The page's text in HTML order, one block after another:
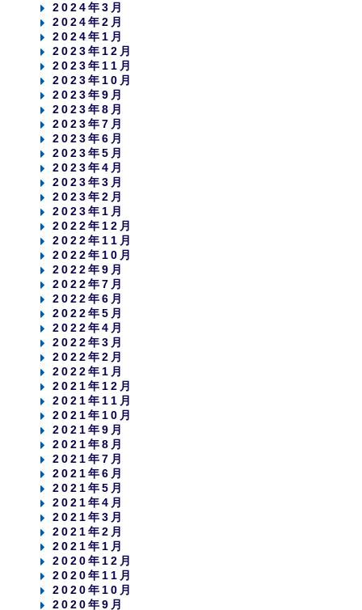
2024年3月
2024年2月
2024年1月
2023年12月
2023年11月
2023年10月
2023年9月
2023年8月
2023年7月
2023年6月
2023年5月
2023年4月
2023年3月
2023年2月
2023年1月
2022年12月
2022年11月
2022年10月
2022年9月
2022年7月
2022年6月
2022年5月
2022年4月
2022年3月
2022年2月
2022年1月
2021年12月
2021年11月
2021年10月
2021年9月
2021年8月
2021年7月
2021年6月
2021年5月
2021年4月
2021年3月
2021年2月
2021年1月
2020年12月
2020年11月
2020年10月
2020年9月